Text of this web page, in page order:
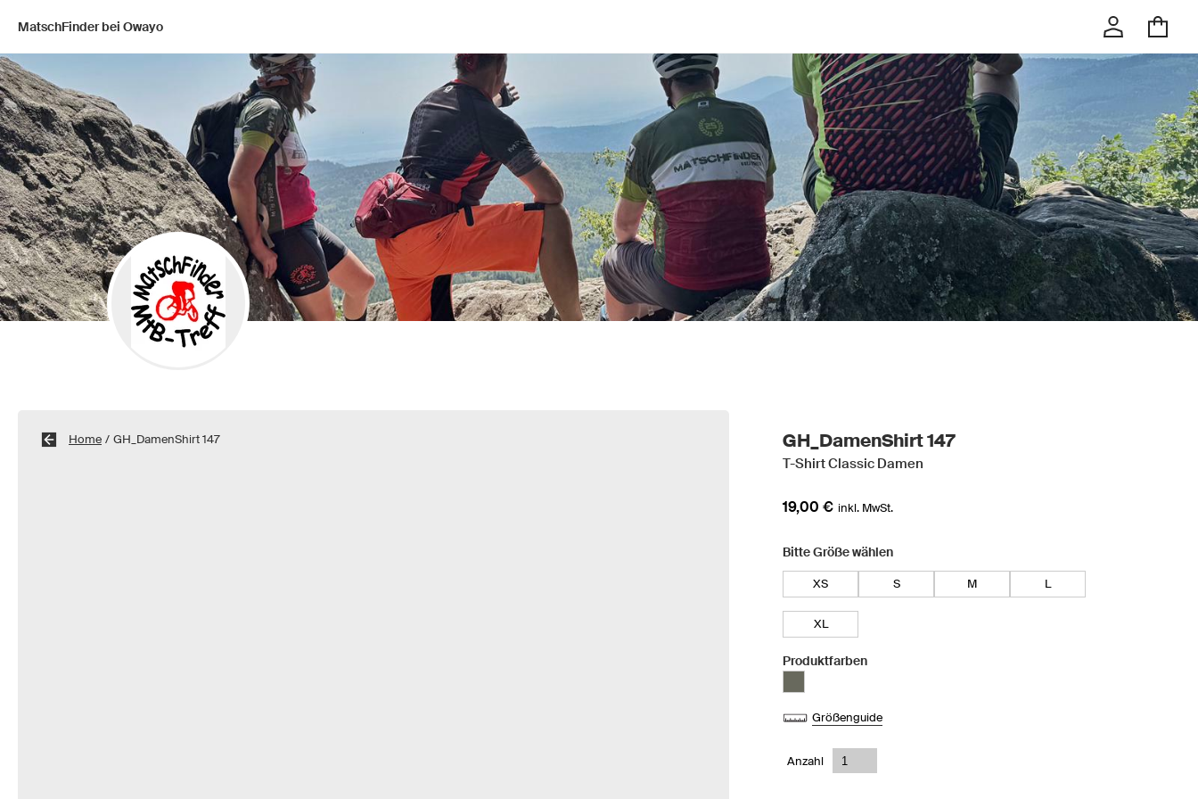
MatschFinder bei Owayo
Home / GH_DamenShirt 147 GH_DamenShirt 147
T-Shirt Classic Damen
19,00 € inkl. MwSt.
Bitte Größe wählen
XS S M L
XL
Produktfarben
Größenguide
Anzahl